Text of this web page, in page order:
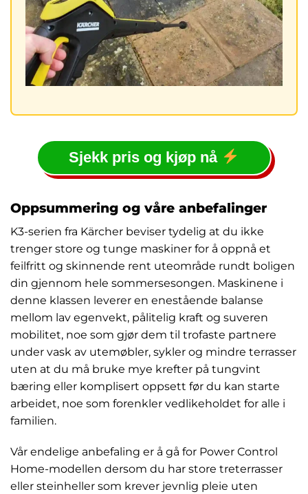
Sjekk pris og kjøp nå
Oppsummering og våre anbefalinger
K3-serien fra Kärcher beviser tydelig at du ikke
trenger store og tunge maskiner for å oppnå et
feilfritt og skinnende rent uteområde rundt boligen
din gjennom hele sommersesongen. Maskinene i
denne klassen leverer en enestående balanse
mellom lav egenvekt, pålitelig kraft og suveren
mobilitet, noe som gjør dem til trofaste partnere
under vask av utemøbler, sykler og mindre terrasser
uten at du må bruke mye krefter på tungvint
bæring eller komplisert oppsett før du kan starte
arbeidet, noe som forenkler vedlikeholdet for alle i
familien.
Vår endelige anbefaling er å gå for Power Control
Home-modellen dersom du har store treterrasser
eller steinheller som krever jevnlig pleie uten